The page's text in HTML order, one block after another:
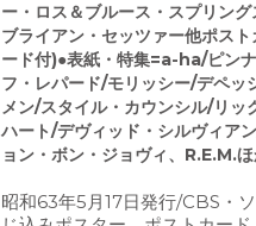
ー・ロス＆ブルース・スプリング
ブライアン・セッツァー他ポス
ード付)●表紙・特集=a-ha/ピン
フ・レパード/モリッシー/デペ
メン/スタイル・カウンシル/リ
ハート/デヴィッド・シルヴィア
ョン・ボン・ジョヴィ、R.E.M.
昭和63年5月17日発行/CBS・